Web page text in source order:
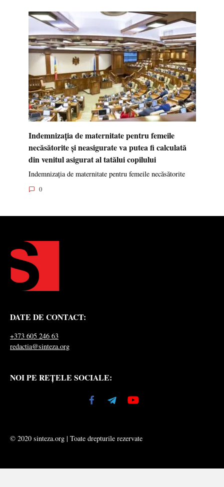
Indemnizația de maternitate pentru femeile
necăsătorite și neasigurate va putea fi calculată
din venitul asigurat al tatălui copilului
Indemnizația de maternitate pentru femeile necăsătorite
0
DATE DE CONTACT:
+373 605 246 63
redactia@sinteza.org
NOI PE REȚELE SOCIALE:
© 2020 sinteza.org | Toate drepturile rezervate